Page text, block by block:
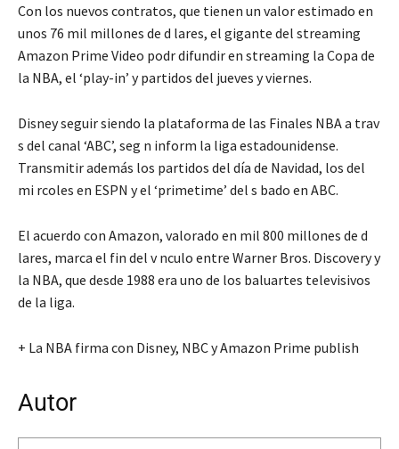
Con los nuevos contratos, que tienen un valor estimado en
unos 76 mil millones de d lares, el gigante del streaming
Amazon Prime Video podr difundir en streaming la Copa de
la NBA, el ‘play-in’ y partidos del jueves y viernes.
Disney seguir siendo la plataforma de las Finales NBA a trav
s del canal ‘ABC’, seg n inform la liga estadounidense.
Transmitir además los partidos del día de Navidad, los del
mi rcoles en ESPN y el ‘primetime’ del s bado en ABC.
El acuerdo con Amazon, valorado en mil 800 millones de d
lares, marca el fin del v nculo entre Warner Bros. Discovery y
la NBA, que desde 1988 era uno de los baluartes televisivos
de la liga.
+ La NBA firma con Disney, NBC y Amazon Prime publish
Autor